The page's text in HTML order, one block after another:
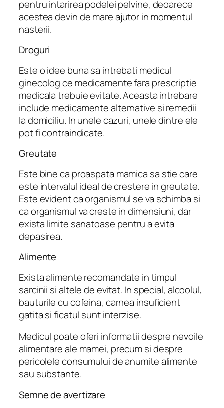
pentru intarirea podelei pelvine, deoarece
acestea devin de mare ajutor in momentul
nasterii.
Droguri
Este o idee buna sa intrebati medicul
ginecolog ce medicamente fara prescriptie
medicala trebuie evitate. Aceasta intrebare
include medicamente alternative si remedii
la domiciliu. In unele cazuri, unele dintre ele
pot fi contraindicate.
Greutate
Este bine ca proaspata mamica sa stie care
este intervalul ideal de crestere in greutate.
Este evident ca organismul se va schimba si
ca organismul va creste in dimensiuni, dar
exista limite sanatoase pentru a evita
depasirea.
Alimente
Exista alimente recomandate in timpul
sarcinii si altele de evitat. In special, alcoolul,
bauturile cu cofeina, carnea insuficient
gatita si ficatul sunt interzise.
Medicul poate oferi informatii despre nevoile
alimentare ale mamei, precum si despre
pericolele consumului de anumite alimente
sau substante.
Semne de avertizare